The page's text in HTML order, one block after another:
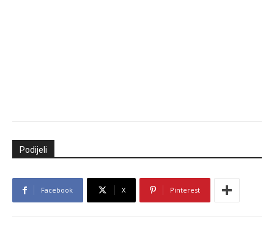
Podijeli
Facebook X Pinterest